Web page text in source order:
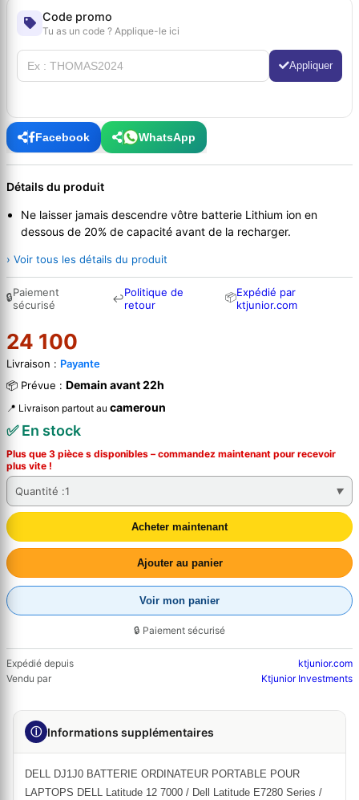
Code promo
Tu as un code ? Applique-le ici
Appliquer
Facebook WhatsApp
Détails du produit
Ne laisser jamais descendre vôtre batterie Lithium ion en
dessous de 20% de capacité avant de la recharger.
› Voir tous les détails du produit
🔒Paiement
sécurisé
↩Politique de
retour
📦Expédié par
ktjunior.com
24 100
Livraison : Payante
📦 Prévue : Demain avant 22h
📍 Livraison partout au cameroun
✅ En stock
Plus que 3 pièce s disponibles – commandez maintenant pour recevoir
plus vite !
Quantité :1
Acheter maintenant
Ajouter au panier
Voir mon panier
🔒 Paiement sécurisé
Expédié depuis
ktjunior.com
Vendu par
Ktjunior Investments
ⓘ Informations supplémentaires
DELL DJ1J0 BATTERIE ORDINATEUR PORTABLE POUR
LAPTOPS DELL Latitude 12 7000 / Dell Latitude E7280 Series /